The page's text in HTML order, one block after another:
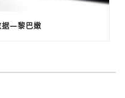
据—黎巴嫩